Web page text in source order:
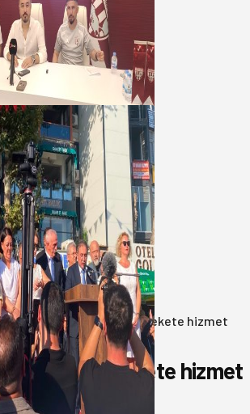
takımın
ekonomisini
Teşkilatı kuruldu
Akın: Benim derdim memlekete hizmet
derdim memlekete hizmet